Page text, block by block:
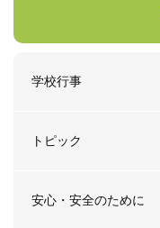
学校行事
トピック
安心・安全のために